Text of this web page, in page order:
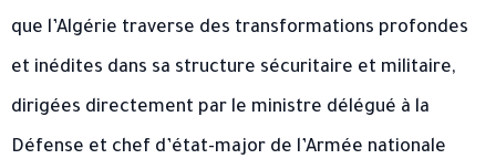
que l’Algérie traverse des transformations profondes
et inédites dans sa structure sécuritaire et militaire,
dirigées directement par le ministre délégué à la
Défense et chef d’état-major de l’Armée nationale